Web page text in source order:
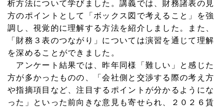
析方法について学びました。講義では、財務諸表の見
方のポイントとして「ボックス図で考えること」を強
調し、視覚的に理解する方法を紹介しました。また、
「財務３表のつながり」については演習を通じて理解
を深めることができました。
アンケート結果では、昨年同様「難しい」と感じた
方が多かったものの、「会社側と交渉する際の考え方
や指摘項目など、注目するポイントが分かるようにな
った」といった前向きな意見も寄せられ、２０２６賃